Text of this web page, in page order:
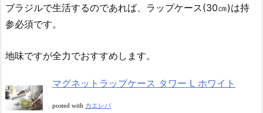
ブラジルで生活するのであれば、ラップケース(30㎝)は持
参必須です。
地味ですが全力でおすすめします。
マグネットラップケース タワー L ホワイト
posted with カエレバ